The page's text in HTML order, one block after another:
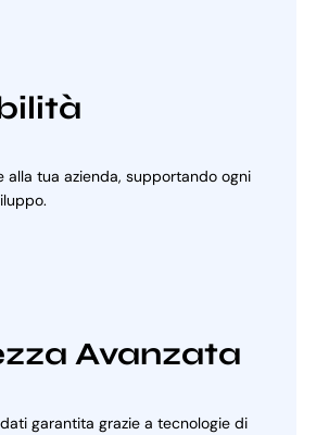
alla tua azienda, supportando ogni
Avanzata
garantita grazie a tecnologie di